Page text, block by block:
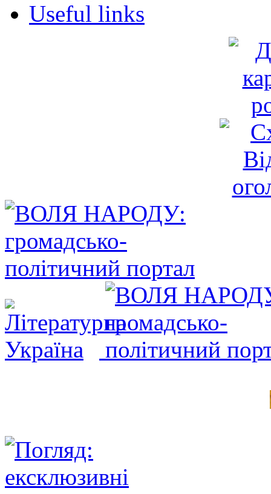
Useful links